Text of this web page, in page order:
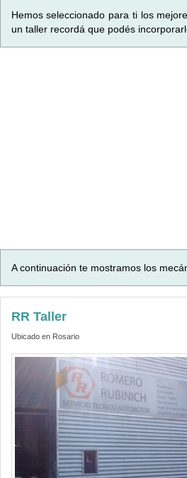
Hemos seleccionado para ti los
un taller recordá que podés
A continuación te mostramos los
RR Taller
Ubicado en Rosario